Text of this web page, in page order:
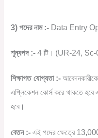
3)পদের নাম:- Data Entry
শূন্যপদ:- 4টি। (UR-24,
শিক্ষাগত যোগ্যতা:- আবেদনকারীকে
এপ্লিকেশন কোর্স করে থাকতে হবে
হবে।
বেতন:- এই পদের ক্ষেত্রে